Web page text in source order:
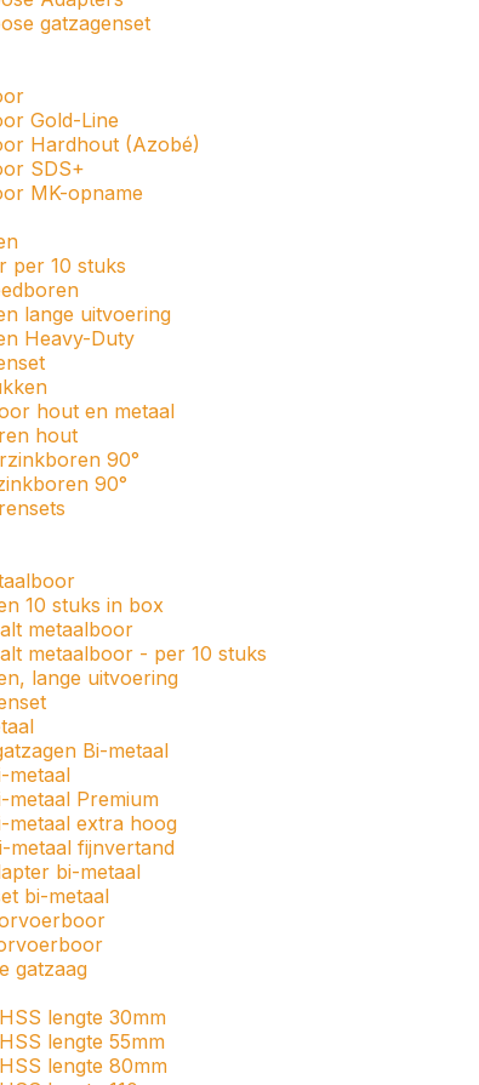
gatzagenset
Gold-Line
Hardhout (Azobé)
SDS+
MK-opname
per 10 stuks
lange uitvoering
Heavy-Duty
hout en metaal
hout
90°
90°
10 stuks in box
metaalboor
metaalboor - per 10 stuks
lange uitvoering
Bi-metaal
metaal
metaal Premium
metaal extra hoog
metaal fijnvertand
bi-metaal
bi-metaal
gatzaag
lengte 30mm
lengte 55mm
lengte 80mm